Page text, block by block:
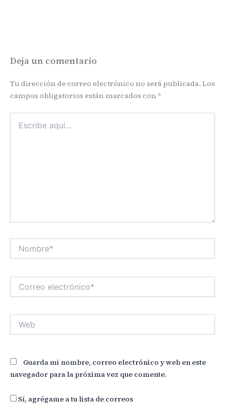
Deja un comentario
Tu dirección de correo electrónico no será publicada. Los
campos obligatorios están marcados con *
aquí...
Nombre*
electrónico*
Web
Guarda mi nombre, correo electrónico y web en este
navegador para la próxima vez que comente.
Sí, agrégame a tu lista de correos